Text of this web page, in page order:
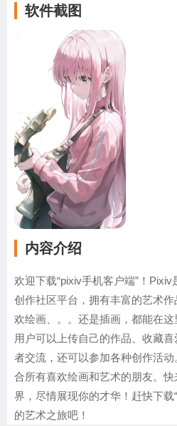
软件截图
内容介绍
欢迎下载“pixiv手机客户端”！
创作社区平台，拥有丰富的艺术
欢绘画、。。还是插画，都能在这
用户可以上传自己的作品、收藏
者交流，还可以参加各种创作活
合所有喜欢绘画和艺术的朋友。
界，尽情展现你的才华！赶快下载
的艺术之旅吧！